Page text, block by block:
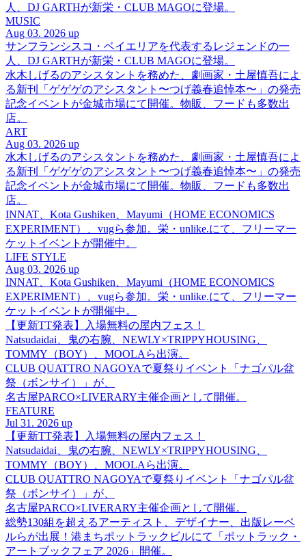
人、DJ GARTHが新栄・CLUB MAGOに登場。
MUSIC
Aug 03. 2026 up
サンフランシスコ・ベイエリアを代表するレジェンドの一
人、DJ GARTHが新栄・CLUB MAGOに登場。
水木しげるのアシスタントを務めた、劇画家・土屋慎吾によ
る新刊「ゲゲゲのアシスタント〜つげ義春追悼本〜」の発売
記念イベントが金城市場にて開催。物販、フードも多数出
店。
ART
Aug 03. 2026 up
水木しげるのアシスタントを務めた、劇画家・土屋慎吾によ
る新刊「ゲゲゲのアシスタント〜つげ義春追悼本〜」の発売
記念イベントが金城市場にて開催。物販、フードも多数出
店。
INNAT、Kota Gushiken、Mayumi（HOME ECONOMICS
EXPERIMENT）、vugら参加。栄・unlike.にて、フリーマー
ケットイベントが開催中。
LIFE STYLE
Aug 03. 2026 up
INNAT、Kota Gushiken、Mayumi（HOME ECONOMICS
EXPERIMENT）、vugら参加。栄・unlike.にて、フリーマー
ケットイベントが開催中。
【更新TT発表】入場無料の屋内フェス！
Natsudaidai、鬼の右腕、NEWLY×TRIPPYHOUSING、
TOMMY（BOY）、MOOLAら出演。
CLUB QUATTRO NAGOYAで夏祭りイベント「ナゴパル盆
祭（ボンサイ）」が、
名古屋PARCO×LIVERARY主催企画として開催。
FEATURE
Jul 31. 2026 up
【更新TT発表】入場無料の屋内フェス！
Natsudaidai、鬼の右腕、NEWLY×TRIPPYHOUSING、
TOMMY（BOY）、MOOLAら出演。
CLUB QUATTRO NAGOYAで夏祭りイベント「ナゴパル盆
祭（ボンサイ）」が、
名古屋PARCO×LIVERARY主催企画として開催。
総勢130組を超えるアーティスト、デザイナー、出版レーベ
ルらが出展！港まちポットラックビルにて「ポットラック・
アートブックフェア 2026」開催。